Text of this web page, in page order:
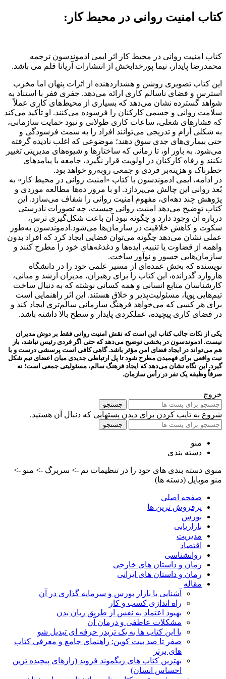
کتاب امنیت روانی در محیط کار:
کتاب امنیت روانی در محیط کار اثر ایمی ادموندسون ترجمه
محمدرضا پایدار، نیما پورخدابخش از انتشارات آریانا قلم می باشد.
این کتاب تصویری روشن و هشداردهنده از اثرات پنهان اما مخرب
استرس و فضای ناسالم کاری ارائه می‌دهد. جفری ففر با استناد به
شواهد گسترده نشان می‌دهد که بسیاری از محیط‌های کاری عملاً
سلامت روانی و جسمی کارکنان را فرسوده می‌کنند. او تأکید می‌کند
که فشارهای شغلی، ساعات کاری طولانی و نبود حمایت سازمانی،
به شکلی آرام و تدریجی می‌توانند افراد را به سمت فرسودگی و
حتی بیماری‌های جدی سوق دهند؛ موضوعی که اغلب نادیده گرفته
می‌شود. به باور او، تا زمانی که ساختارها و شیوه‌های مدیریتی تغییر
نکنند و رفاه کارکنان در اولویت قرار نگیرد، جامعه با پیامدهای
خطرناک و هزینه‌بر فردی و جمعی روبه‌رو خواهد بود.
در ادامه، ایمی ادموندسون با کتاب «امنیت روانی در محیط کار» به
بُعد روانی این چالش می‌پردازد. او با مرور ده‌ها مطالعه موردی و
پژوهش چند دهه‌ای، مفهوم امنیت روانی را شفاف می‌سازد. این
کتاب توضیح می‌دهد امنیت روانی چیست، چه تصورات نادرستی
درباره آن وجود دارد و چگونه نبود آن باعث شکل‌گیری ترس،
سکوت و کاهش خلاقیت در سازمان‌ها می‌شود.ادموندسون به‌طور
عملی نشان می‌دهد چگونه می‌توان فضایی ایجاد کرد که افراد بدون
واهمه از قضاوت یا تنبیه، ایده‌ها و دغدغه‌های خود را مطرح کنند و
سازمان‌هایی جسور و نوآور ساخت.
نویسنده که بخش عمده‌ای از مسیر علمی خود را در دانشگاه
هاروارد گذرانده، این کتاب را برای رهبران، مدیران ارشد و میانی،
کارشناسان منابع انسانی و همه کسانی نوشته که به دنبال ساخت
تیم‌هایی پویا، مسئولیت‌پذیر و خلاق هستند. این اثر راهنمایی است
برای هر کسی که می‌خواهد فرهنگ سازمانی سالم‌تری ایجاد کند و
در فضای کاری پیچیده، عملکردی پایدار و سطح بالا داشته باشد.
یکی از نکات جالب کتاب این است که نقش امنیت روانی فقط بر دوش مدیران
نیست. ادموندسون در بخشی توضیح می‌دهد که حتی اگر فردی رئیس نباشد، باز
هم می‌تواند در ایجاد فضای امن مؤثر باشد. گاهی کافی است پرسشی درست و با
نیت واقعی برای فهمیدن مطرح شود تا پل ارتباطی جدیدی میان اعضای تیم شکل
گیرد. این نگاه نشان می‌دهد که ایجاد فرهنگ سالم، مسئولیتی جمعی است؛ نه
صرفاً وظیفه یک نفر در رأس سازمان.
خروج
جستجو
شروع به تایپ کردن برای دیدن پستهایی که دنبال آن هستید.
جستجو
منو
دسته بندی
منوی دسته بندی های خود را در تنظیمات تم -> سربرگ -> منو ->
منو موبایل (دسته ها)
صفحه اصلی
پرفروش ترین ها
بورس
بازاریابی
مدیریت
اقتصاد
روانشناسی
رمان و داستان های خارجی
رمان و داستان های ایرانی
مقاله
آشنایی با بازار بورس و سرمایه گذاری در آن
راه اندازی کسب و کار
بهبود اعتماد به نفس از طریق زبان بدن
مشکلات عاطفی و درمان آن
با این کتاب ها به یک تریدر حرفه ای تبدیل شو
صفر تا صد بیت کوین: راهنمای جامع و معرفی کتاب
های برتر
بهترین کتاب های زیگموند فروید (رازهای پیچیده ترین
احساس انسان)